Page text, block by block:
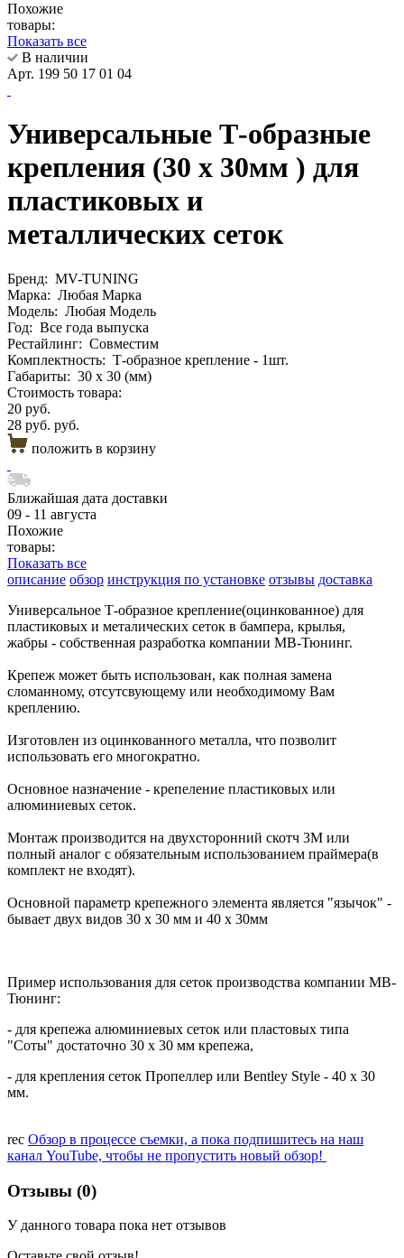
Похожие
товары:
Показать все
В наличии
Арт. 199 50 17 01 04
Универсальные Т-образные
крепления (30 х 30мм ) для
пластиковых и
металлических сеток
Бренд: MV-TUNING
Марка: Любая Марка
Модель: Любая Модель
Год: Все года выпуска
Рестайлинг: Совместим
Комплектность: Т-образное крепление - 1шт.
Габариты: 30 х 30 (мм)
Стоимость товара:
20 руб.
28 руб. руб.
положить в корзину
Ближайшая дата доставки
09 - 11 августа
Похожие
товары:
Показать все
описание обзор инструкция по установке отзывы доставка
Универсальное Т-образное крепление(оцинкованное) для
пластиковых и металических сеток в бампера, крылья,
жабры - собственная разработка компании МВ-Тюнинг.
Крепеж может быть использован, как полная замена
сломанному, отсутсвующему или необходимому Вам
креплению.
Изготовлен из оцинкованного металла, что позволит
использовать его многократно.
Основное назначение - крепеление пластиковых или
алюминиевых сеток.
Монтаж производится на двухсторонний скотч 3М или
полный аналог с обязательным использованием праймера(в
комплект не входят).
Основной параметр крепежного элемента является "язычок" -
бывает двух видов 30 х 30 мм и 40 х 30мм
Пример использования для сеток производства компании МВ-
Тюнинг:
- для крепежа алюминиевых сеток или пластовых типа
"Соты" достаточно 30 х 30 мм крепежа,
- для крепления сеток Пропеллер или Bentley Style - 40 х 30
мм.
rec Обзор в процессе съемки, а пока подпишитесь на наш
канал YouTube, чтобы не пропустить новый обзор!
Отзывы (0)
У данного товара пока нет отзывов